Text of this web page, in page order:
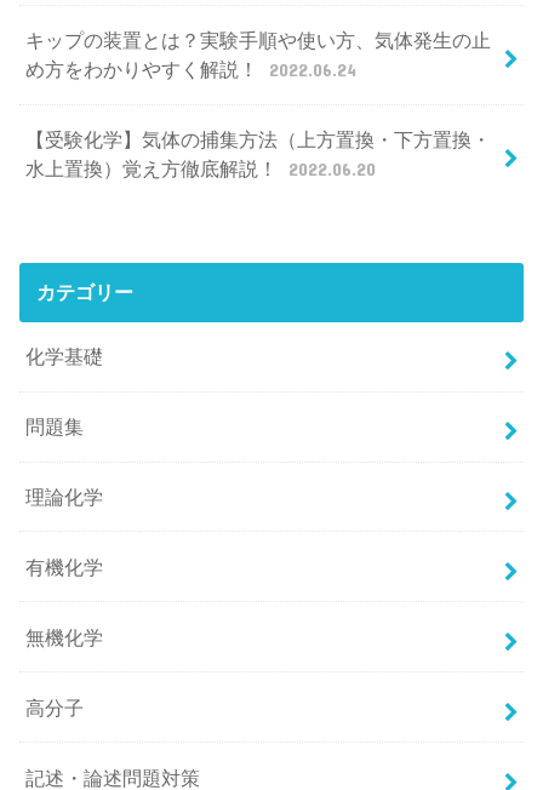
キップの装置とは？実験手順や使い方、気体発生の止
め方をわかりやすく解説！
2022.06.24
【受験化学】気体の捕集方法（上方置換・下方置換・
水上置換）覚え方徹底解説！
2022.06.20
カテゴリー
化学基礎
問題集
理論化学
有機化学
無機化学
高分子
記述・論述問題対策